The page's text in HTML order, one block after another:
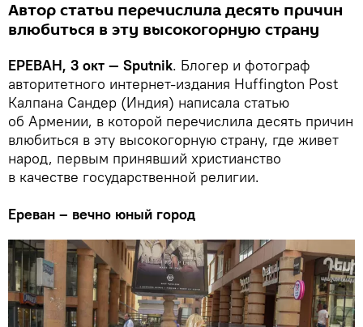
Автор статьи перечислила десять причин
влюбиться в эту высокогорную страну
ЕРЕВАН, 3 окт — Sputnik. Блогер и фотограф
авторитетного интернет-издания Huffington Post
Калпана Сандер (Индия) написала статью
об Армении, в которой перечислила десять причин
влюбиться в эту высокогорную страну, где живет
народ, первым принявший христианство
в качестве государственной религии.
Ереван – вечно юный город